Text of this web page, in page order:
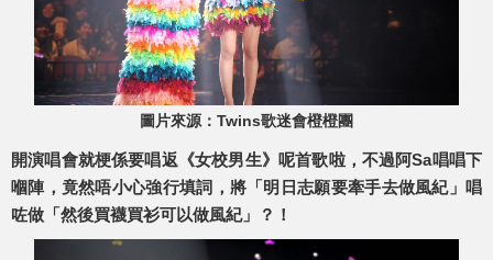
圖片來源：Twins歌迷會橙橙團
開演唱會就梗係要唱返《女校男生》呢首歌啦，不過阿Sa唱唱下
嗰陣，竟然唔小心強行填詞，將「明日志願要牽手去做風紀」唱
咗做「然後買襪買衫可以做風紀」？！